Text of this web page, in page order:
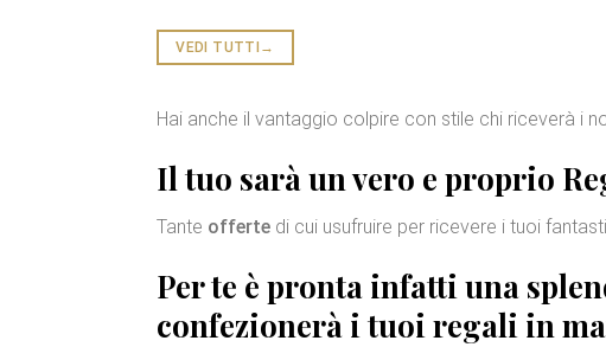
VEDI TUTTI →
Hai anche il vantaggio colpire con stile chi riceverà i
Il tuo sarà un vero e proprio
Tante offerte di cui usufruire per ricevere i tuoi
Per te è pronta infatti una
confezionerà i tuoi regali in